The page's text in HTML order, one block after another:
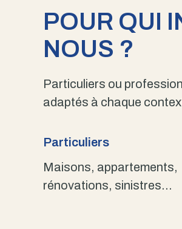
POUR QUI
NOUS ?
Particuliers ou
adaptés à chaque
Particuliers
Maisons, appartements,
rénovations, sinistres…